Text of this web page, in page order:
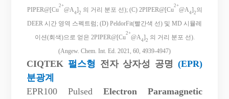
PIPER@[Cu
2+
@A4] 2 의 거리 분포 선); (C) 2PIPER@[Cu
2+
@A4] 2 의
DEER 시간 영역 스펙트럼; (D) PeldorFit(빨간색 선) 및 MD 시뮬레
이션(회색)으로 얻은 2PIPER@[Cu
2+
@A4] 2 의 거리 분포 선).
(Angew. Chem. Int. Ed. 2021, 60, 4939-4947)
CIQTEK 펄스형 전자 상자성 공명 (EPR)
분광계
EPR100Pulsed Electron Paramagnetic